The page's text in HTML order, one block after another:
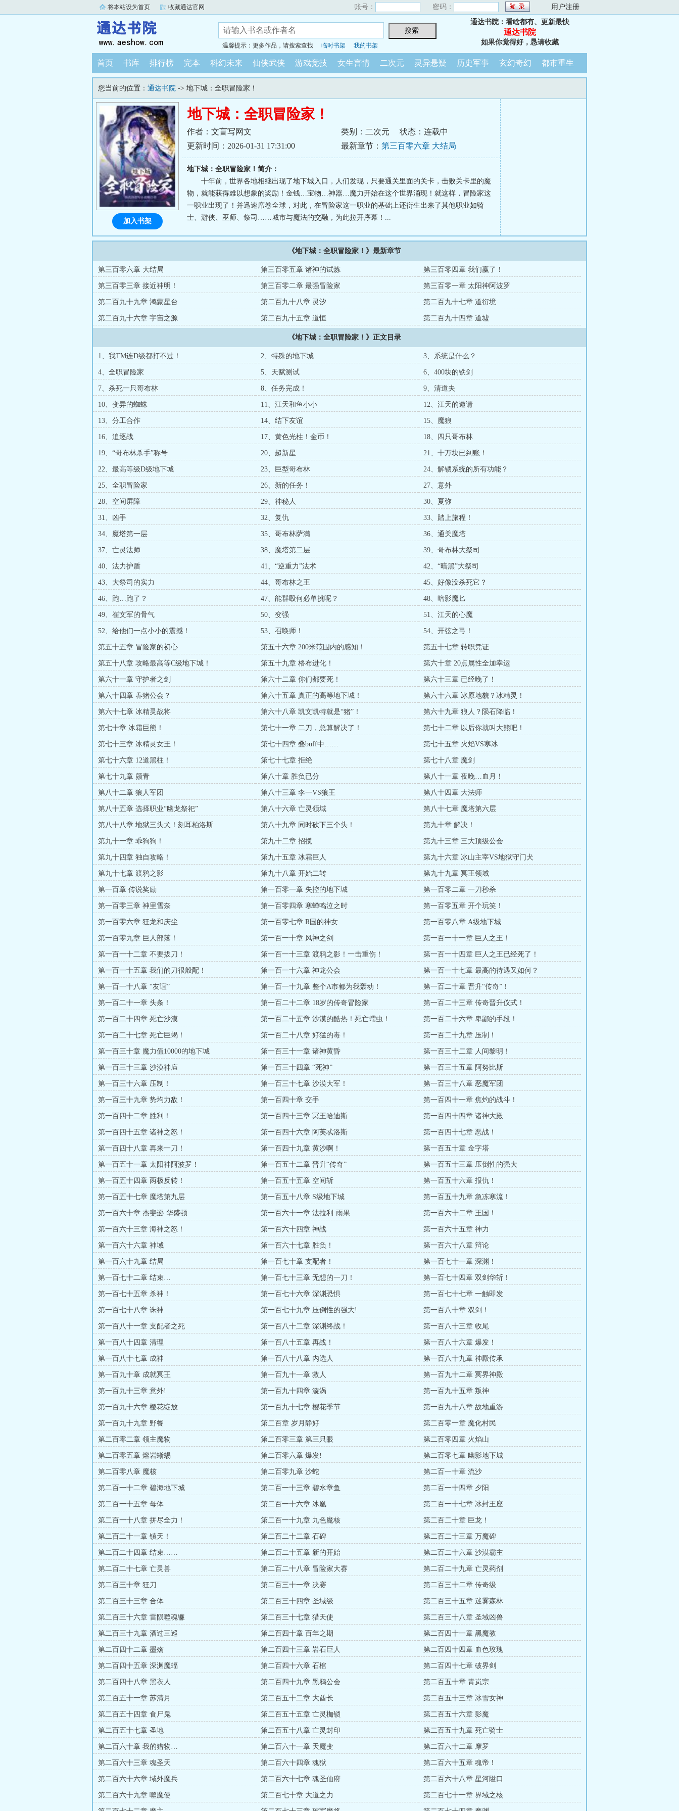
将本站设为首页 收藏通达官网 账号： 密码： 用户注册
温馨提示：更多作品，请搜索查找 临时书架 我的书架
通达书院：看啥都有、更新最快
通达书院
如果你觉得好，恳请收藏
首页 书库 排行榜 完本 科幻未来 仙侠武侠 游戏竞技 女生言情 二次元 灵异悬疑 历史军事 玄幻奇幻 都市重生
您当前的位置： 通达书院 -> 地下城：全职冒险家！
地下城：全职冒险家！
作者：文盲写网文 类别：二次元
状态：连载中
更新时间：2026-01-31 17:31:00
最新章节： 第三百零六章 大结局
地下城：全职冒险家！简介：
十年前，世界各地相继出现了地下城入口，人们发现，只要通关里面的关卡，击败关卡里的魔
物，就能获得难以想象的奖励！金钱…宝物…神器…魔力开始在这个世界涌现！就这样，冒险家这
一职业出现了！并迅速席卷全球，对此，在冒险家这一职业的基础上还衍生出来了其他职业如骑
士、游侠、巫师、祭司……城市与魔法的交融，为此拉开序幕！...
加入书架
《地下城：全职冒险家！》最新章节
第三百零六章 大结局 第三百零五章 诸神的试炼 第三百零四章 我们赢了！
第三百零三章 接近神明！ 第三百零二章 最强冒险家 第三百零一章 太阳神阿波罗
第二百九十九章 鸿蒙星台 第二百九十八章 灵汐 第二百九十七章 道衍境
第二百九十六章 宇宙之源 第二百九十五章 道恒 第二百九十四章 道墟
《地下城：全职冒险家！》正文目录
1、我TM连D级都打不过！ 2、特殊的地下城 3、系统是什么？
4、全职冒险家 5、天赋测试 6、400块的铁剑
7、杀死一只哥布林 8、任务完成！ 9、清道夫
10、变异的蜘蛛 11、江天和鱼小小 12、江天的邀请
13、分工合作 14、结下友谊 15、魔狼
16、追逐战 17、黄色光柱！金币！ 18、四只哥布林
19、“哥布林杀手”称号 20、超新星 21、十万块已到账！
22、最高等级D级地下城 23、巨型哥布林 24、解锁系统的所有功能？
25、全职冒险家 26、新的任务！ 27、意外
28、空间屏障 29、神秘人 30、夏弥
31、凶手 32、复仇 33、踏上旅程！
34、魔塔第一层 35、哥布林萨满 36、通关魔塔
37、亡灵法师 38、魔塔第二层 39、哥布林大祭司
40、法力护盾 41、“逆重力”法术 42、“暗黑”大祭司
43、大祭司的实力 44、哥布林之王 45、好像没杀死它？
46、跑…跑了？ 47、能群殴何必单挑呢？ 48、暗影魔匕
49、崔文军的骨气 50、变强 51、江天的心魔
52、给他们一点小小的震撼！ 53、召唤师！ 54、开弦之弓！
第五十五章 冒险家的初心 第五十六章 200米范围内的感知！ 第五十七章 转职凭证
第五十八章 攻略最高等C级地下城！ 第五十九章 格布进化！ 第六十章 20点属性全加幸运
第六十一章 守护者之剑 第六十二章 你们都要死！ 第六十三章 已经晚了！
第六十四章 养猪公会？ 第六十五章 真正的高等地下城！ 第六十六章 冰原地貌？冰精灵！
第六十七章 冰精灵战将 第六十八章 凯文凯特就是“猪”！ 第六十九章 狼人？陨石降临！
第七十章 冰霜巨熊！ 第七十一章 二刀，总算解决了！ 第七十二章 以后你就叫大熊吧！
第七十三章 冰精灵女王！ 第七十四章 叠buff中…… 第七十五章 火焰VS寒冰
第七十六章 12道黑柱！ 第七十七章 拒绝 第七十八章 魔剑
第七十九章 颜青 第八十章 胜负已分 第八十一章 夜晚…血月！
第八十二章 狼人军团 第八十三章 李一VS狼王 第八十四章 大法师
第八十五章 选择职业“幽龙祭祀” 第八十六章 亡灵领域 第八十七章 魔塔第六层
第八十八章 地狱三头犬！刻耳柏洛斯 第八十九章 同时砍下三个头！ 第九十章 解决！
第九十一章 乖狗狗！ 第九十二章 招揽 第九十三章 三大顶级公会
第九十四章 独自攻略！ 第九十五章 冰霜巨人 第九十六章 冰山主宰VS地狱守门犬
第九十七章 渡鸦之影 第九十八章 开始二转 第九十九章 冥王领域
第一百章 传说奖励 第一百零一章 失控的地下城 第一百零二章 一刀秒杀
第一百零三章 神里雪奈 第一百零四章 寒蝉鸣泣之时 第一百零五章 开个玩笑！
第一百零六章 狂龙和庆尘 第一百零七章 R国的神女 第一百零八章 A级地下城
第一百零九章 巨人部落！ 第一百一十章 风神之剑 第一百一十一章 巨人之王！
第一百一十二章 不要拔刀！ 第一百一十三章 渡鸦之影！一击重伤！ 第一百一十四章 巨人之王已经死了！
第一百一十五章 我们的刀很般配！ 第一百一十六章 神龙公会 第一百一十七章 最高的待遇又如何？
第一百一十八章 “友谊” 第一百一十九章 整个A市都为我轰动！ 第一百二十章 晋升“传奇”！
第一百二十一章 头条！ 第一百二十二章 18岁的传奇冒险家 第一百二十三章 传奇晋升仪式！
第一百二十四章 死亡沙漠 第一百二十五章 沙漠的酷热！死亡蠕虫！ 第一百二十六章 卑鄙的手段！
第一百二十七章 死亡巨蝎！ 第一百二十八章 好猛的毒！ 第一百二十九章 压制！
第一百三十章 魔力值10000的地下城 第一百三十一章 诸神黄昏 第一百三十二章 人间黎明！
第一百三十三章 沙漠神庙 第一百三十四章 “死神” 第一百三十五章 阿努比斯
第一百三十六章 压制！ 第一百三十七章 沙漠大军！ 第一百三十八章 恶魔军团
第一百三十九章 势均力敌！ 第一百四十章 交手 第一百四十一章 焦灼的战斗！
第一百四十二章 胜利！ 第一百四十三章 冥王哈迪斯 第一百四十四章 诸神大殿
第一百四十五章 诸神之怒！ 第一百四十六章 阿芙忒洛斯 第一百四十七章 恶战！
第一百四十八章 再来一刀！ 第一百四十九章 黄沙啊！ 第一百五十章 金字塔
第一百五十一章 太阳神阿波罗！ 第一百五十二章 晋升“传奇” 第一百五十三章 压倒性的强大
第一百五十四章 两极反转！ 第一百五十五章 空间斩 第一百五十六章 报仇！
第一百五十七章 魔塔第九层 第一百五十八章 S级地下城 第一百五十九章 急冻寒流！
第一百六十章 杰斐逊·华盛顿 第一百六十一章 法拉利·雨果 第一百六十二章 王国！
第一百六十三章 海神之怒！ 第一百六十四章 神战 第一百六十五章 神力
第一百六十六章 神域 第一百六十七章 胜负！ 第一百六十八章 辩论
第一百六十九章 结局 第一百七十章 支配者！ 第一百七十一章 深渊！
第一百七十二章 结束… 第一百七十三章 无想的一刀！ 第一百七十四章 双剑华斩！
第一百七十五章 杀神！ 第一百七十六章 深渊恐惧 第一百七十七章 一触即发
第一百七十八章 诛神 第一百七十九章 压倒性的强大! 第一百八十章 双剑！
第一百八十一章 支配者之死 第一百八十二章 深渊终战！ 第一百八十三章 收尾
第一百八十四章 清理 第一百八十五章 再战！ 第一百八十六章 爆发！
第一百八十七章 成神 第一百八十八章 内选人 第一百八十九章 神殿传承
第一百九十章 成就冥王 第一百九十一章 救人 第一百九十二章 冥界神殿
第一百九十三章 意外! 第一百九十四章 漩涡 第一百九十五章 叛神
第一百九十六章 樱花绽放 第一百九十七章 樱花季节 第一百九十八章 故地重游
第一百九十九章 野餐 第二百章 岁月静好 第二百零一章 魔化村民
第二百零二章 领主魔物 第二百零三章 第三只眼 第二百零四章 火焰山
第二百零五章 熔岩蜥蜴 第二百零六章 爆发! 第二百零七章 幽影地下城
第二百零八章 魔核 第二百零九章 沙蛇 第二百一十章 流沙
第二百一十二章 碧海地下城 第二百一十三章 碧水章鱼 第二百一十四章 夕阳
第二百一十五章 母体 第二百一十六章 冰凰 第二百一十七章 冰封王座
第二百一十八章 拼尽全力！ 第二百一十九章 九色魔核 第二百二十章 巨龙！
第二百二十一章 镇天！ 第二百二十二章 石碑 第二百二十三章 万魔碑
第二百二十四章 结束…… 第二百二十五章 新的开始 第二百二十六章 沙漠霸主
第二百二十七章 亡灵兽 第二百二十八章 冒险家大赛 第二百二十九章 亡灵药剂
第二百三十章 狂刀 第二百三十一章 决赛 第二百三十二章 传奇级
第二百三十三章 合体 第二百三十四章 圣域级 第二百三十五章 迷雾森林
第二百三十六章 雷陨噬魂镰 第二百三十七章 猎天使 第二百三十八章 圣域凶兽
第二百三十九章 酒过三巡 第二百四十章 百年之期 第二百四十一章 黑魔教
第二百四十二章 墨殇 第二百四十三章 岩石巨人 第二百四十四章 血色玫瑰
第二百四十五章 深渊魔蝠 第二百四十六章 石棺 第二百四十七章 破界剑
第二百四十八章 黑衣人 第二百四十九章 黑鸦公会 第二百五十章 青岚宗
第二百五十一章 苏清月 第二百五十二章 大酋长 第二百五十三章 冰雪女神
第二百五十四章 食尸鬼 第二百五十五章 亡灵枷锁 第二百五十六章 影魔
第二百五十七章 圣地 第二百五十八章 亡灵封印 第二百五十九章 死亡骑士
第二百六十章 我的猎物… 第二百六十一章 天魔变 第二百六十二章 摩罗
第二百六十三章 魂圣天 第二百六十四章 魂狱 第二百六十五章 魂帝！
第二百六十六章 域外魔兵 第二百六十七章 魂圣仙府 第二百六十八章 星河隘口
第二百六十九章 噬魔使 第二百七十章 大道之力 第二百七十一章 界域之核